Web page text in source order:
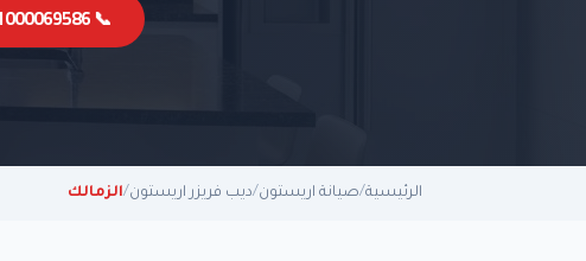
📞 01000069586
الرئيسية/صيانة اريستون/ديب فريزر اريستون/الزمالك